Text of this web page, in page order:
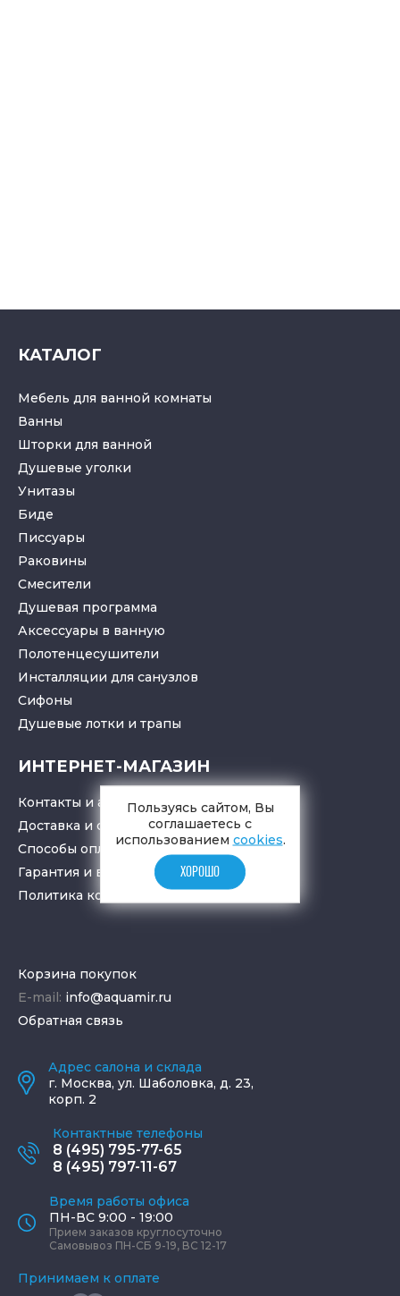
КАТАЛОГ
Мебель для ванной комнаты
Ванны
Шторки для ванной
Душевые уголки
Унитазы
Биде
Писсуары
Раковины
Смесители
Душевая программа
Аксессуары в ванную
Полотенцесушители
Инсталляции для санузлов
Cифоны
Душевые лотки и трапы
ИНТЕРНЕТ-МАГАЗИН
Контакты и адрес
Доставка и самовывоз
Способы оплаты
Гарантия и возврат товара
Политика конфиденциальности
Корзина покупок
E-mail: info@aquamir.ru
Обратная связь
Адрес салона и склада
г. Москва, ул. Шаболовка, д. 23,
корп. 2
Контактные телефоны
8 (495) 795-77-65
8 (495) 797-11-67
Время работы офиса
ПН-ВС 9:00 - 19:00
Прием заказов круглосуточно
Самовывоз ПН-СБ 9-19, ВС 12-17
Принимаем к оплате
Пользуясь сайтом, Вы
соглашаетесь с
использованием cookies.
ХОРОШО